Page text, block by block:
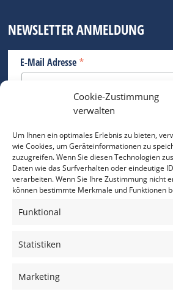
Cookie-Zustimmung
verwalten
Um Ihnen ein optimales Erlebnis zu bieten,
wie Cookies, um Geräteinformationen zu
zuzugreifen. Wenn Sie diesen Technologien
Daten wie das Surfverhalten oder eindeutige
verarbeiten. Wenn Sie Ihre Zustimmung nicht
können bestimmte Merkmale und Funktionen
Funktional
Statistiken
Marketing
NEWSLETTER ANMELDUNG
E-Mail Adresse *
Bitte geben Sie Ihre E-Mail Adresse ein.